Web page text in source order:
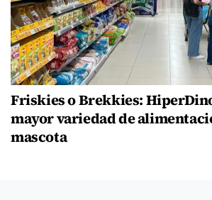
Friskies o Brekkies:
mayor variedad de
mascota